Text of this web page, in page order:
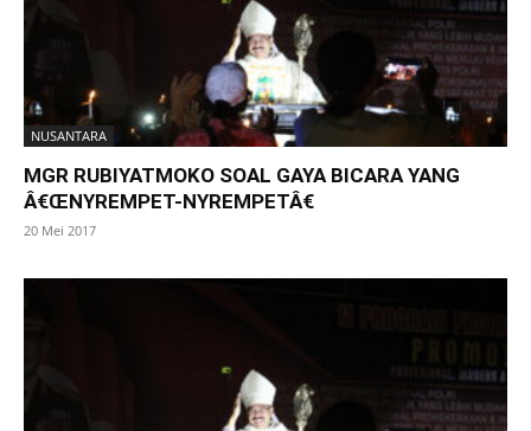
NUSANTARA
MGR RUBIYATMOKO SOAL GAYA BICARA YANG
Â€ŒNYREMPET-NYREMPETÂ€
20 Mei 2017